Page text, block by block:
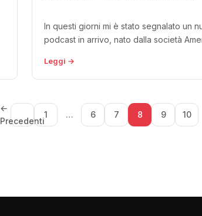
In questi giorni mi è stato segnalato un
podcast in arrivo, nato dalla società
Leggi →
←
Precedenti
1 … 6 7 8 9 10